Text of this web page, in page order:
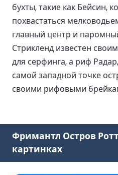
бухты, такие как Бейсин,
похвастаться
главный центр и
Стрикленд известен
для серфинга, а риф
самой западной точке
своими рифовыми
Фримантл Остров
картинках